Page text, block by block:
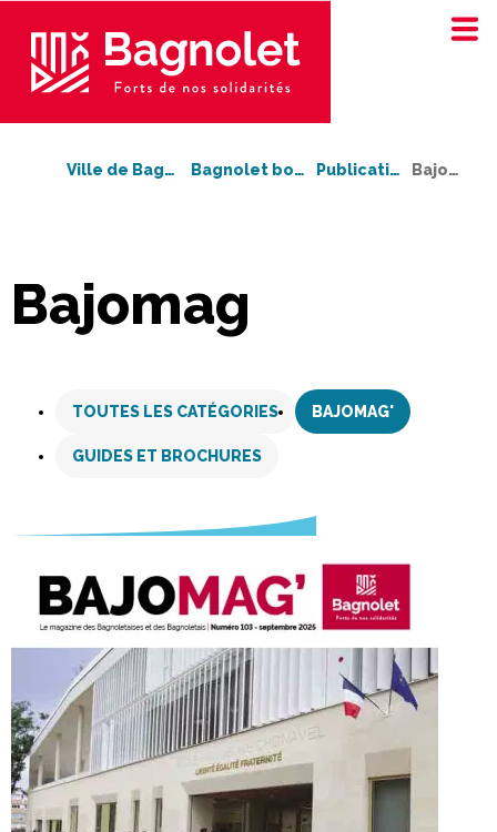
Ville de Bagnolet Bagnolet bouge ! Publications Bajomag'
Bajomag
contenu
TOUTES LES CATÉGORIES BAJOMAG'
GUIDES ET BROCHURES